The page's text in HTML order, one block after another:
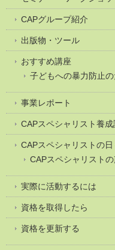
CAPグループ紹介
出版物・ツール
おすすめ講座
子どもへの暴力防止
事業レポート
CAPスペシャリスト養成
CAPスペシャリストの日
CAPスペシャリスト
実際に活動するには
資格を取得したら
資格を更新する